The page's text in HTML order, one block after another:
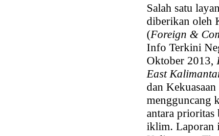
Salah satu
diberikan oleh
(Foreign &
Info Terkini
Oktober 2013,
East
dan
mengguncang
antara prioritas
iklim. Laporan